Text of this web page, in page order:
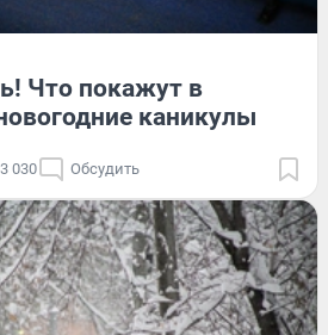
Что покажут в
каникулы
3 030 Обсудить